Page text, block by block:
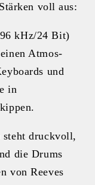
voll aus:
kHz/24 Bit)
Atmos-
und
in
steht druckvoll,
die Drums
von Reeves